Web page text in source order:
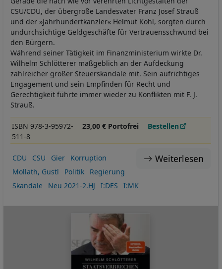
CSU/CDU, der übergroße Landesvater Franz Josef Strauß
und der »Jahrhundertkanzler« Helmut Kohl, sorgten durch
undurchsichtige Geldgeschäfte für Vertrauensschwund bei
den Bürgern.
Während seiner Tätigkeit im Finanzministerium wirkte Dr.
Wilhelm Schlötterer maßgeblich an der Aufdeckung
zahlreicher großer Steuerskandale mit. Sein aufrichtiges
Engagement und sein Empfinden für Recht und
Gerechtigkeit führte immer wieder zu Konflikten mit F. J.
Strauß.
ISBN 978-3-95972-
511-8
23,00 € Portofrei Bestellen
Weiterlesen
CDU CSU Gier
Korruption
Mollath, Gustl
Politik
Regierung
Skandale
Neu 2021-2.HJ I:DES I:MK